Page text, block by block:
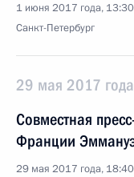
1 июня 2017 года, 13:30
Санкт-Петербург
29 мая 2017
Совместная
Франции
29 мая 2017 года, 18:40